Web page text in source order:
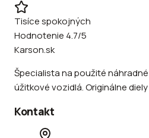
Tisíce spokojných
Hodnotenie 4.7/5
Karson.sk
Špecialista na použité
úžitkové vozidlá. Originálne
Kontakt